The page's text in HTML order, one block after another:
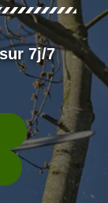
7j/7